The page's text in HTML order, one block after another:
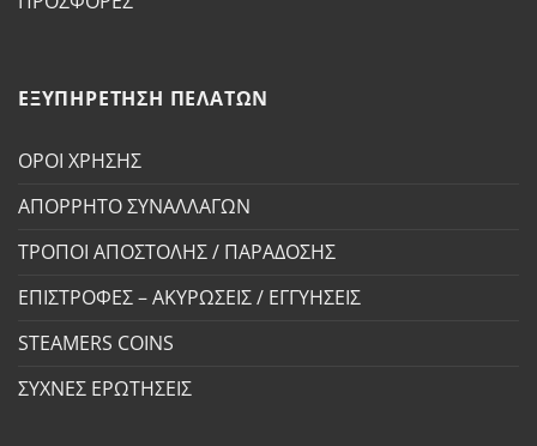
ΕΞΥΠΗΡΕΤΗΣΗ ΠΕΛΑΤΩΝ
ΟΡΟΙ ΧΡΗΣΗΣ
ΑΠΟΡΡΗΤΟ ΣΥΝΑΛΛΑΓΩΝ
ΤΡΟΠΟΙ ΑΠΟΣΤΟΛΗΣ / ΠΑΡΑΔΟΣΗΣ
ΕΠΙΣΤΡΟΦΕΣ – ΑΚΥΡΩΣΕΙΣ / ΕΓΓΥΗΣΕΙΣ
STEAMERS COINS
ΣΥΧΝΕΣ ΕΡΩΤΗΣΕΙΣ